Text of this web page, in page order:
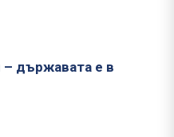
– държавата е в